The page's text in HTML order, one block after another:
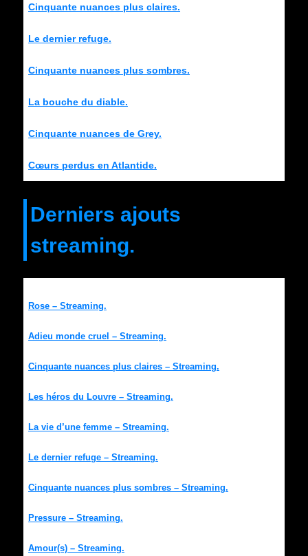
Cinquante nuances plus claires.
Le dernier refuge.
Cinquante nuances plus sombres.
La bouche du diable.
Cinquante nuances de Grey.
Cœurs perdus en Atlantide.
Derniers ajouts
streaming.
Rose – Streaming.
Adieu monde cruel – Streaming.
Cinquante nuances plus claires – Streaming.
Les héros du Louvre – Streaming.
La vie d’une femme – Streaming.
Le dernier refuge – Streaming.
Cinquante nuances plus sombres – Streaming.
Pressure – Streaming.
Amour(s) – Streaming.